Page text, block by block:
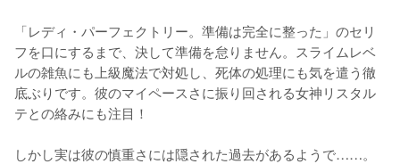
「レディ・パーフェクトリー。準備は完全に整った」のセリ
フを口にするまで、決して準備を怠りません。スライムレベ
ルの雑魚にも上級魔法で対処し、死体の処理にも気を遣う徹
底ぶりです。彼のマイペースさに振り回される女神リスタル
テとの絡みにも注目！
しかし実は彼の慎重さには隠された過去があるようで……。